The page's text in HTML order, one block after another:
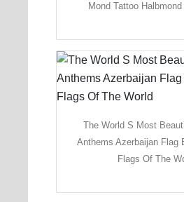
Mond Tattoo
The World S Most
Anthems Azerbaijan Flag
Flags Of The